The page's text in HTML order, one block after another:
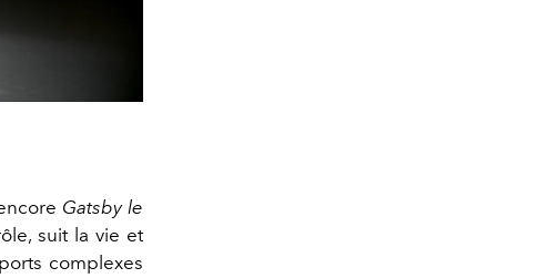
Gatsby le
suit la vie et
complexes